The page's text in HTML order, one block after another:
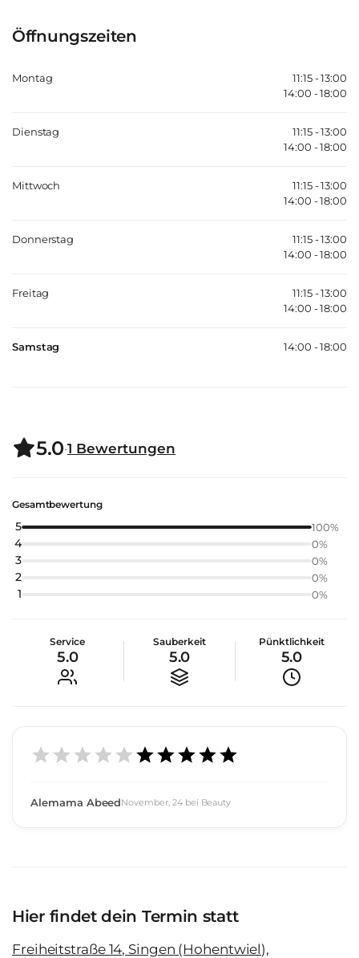
Öffnungszeiten
Montag
11:15 - 13:00
14:00 - 18:00
Dienstag
11:15 - 13:00
14:00 - 18:00
Mittwoch
11:15 - 13:00
14:00 - 18:00
Donnerstag
11:15 - 13:00
14:00 - 18:00
Freitag
11:15 - 13:00
14:00 - 18:00
Samstag 14:00 - 18:00
5.0·1 Bewertungen
Gesamtbewertung
5 100%
4 0%
3 0%
2 0%
1 0%
Service
5.0
Sauberkeit
5.0
Pünktlichkeit
5.0
Alemama AbeedNovember, 24bei Beauty
Hier findet dein Termin statt
Freiheitstraße 14, Singen (Hohentwiel),